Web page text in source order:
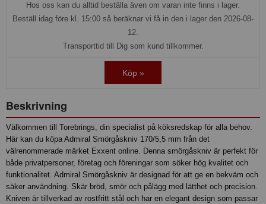
Hos oss kan du alltid beställa även om varan inte finns i lager.
Beställ idag före kl. 15:00 så beräknar vi få in den i lager den 2026-08-
12.
Transporttid till Dig som kund tillkommer.
Köp »
Beskrivning
Välkommen till Torebrings, din specialist på köksredskap för alla behov.
Här kan du köpa Admiral Smörgåskniv 170/5,5 mm från det
välrenommerade märket Exxent online. Denna smörgåskniv är perfekt för
både privatpersoner, företag och föreningar som söker hög kvalitet och
funktionalitet. Admiral Smörgåskniv är designad för att ge en bekväm och
säker användning. Skär bröd, smör och pålägg med lätthet och precision.
Kniven är tillverkad av rostfritt stål och har en elegant design som passar